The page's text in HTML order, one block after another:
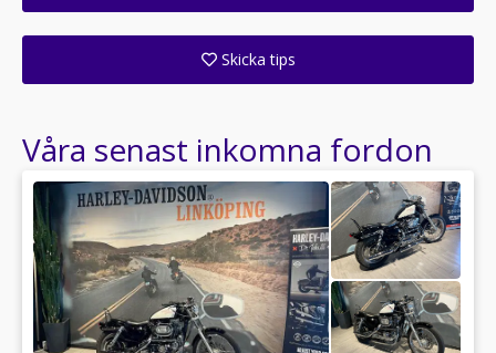
Skicka tips
Våra senast inkomna fordon